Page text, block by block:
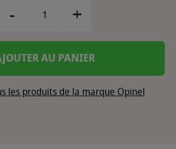
- +
AU PANIER
les produits de la marque Opinel